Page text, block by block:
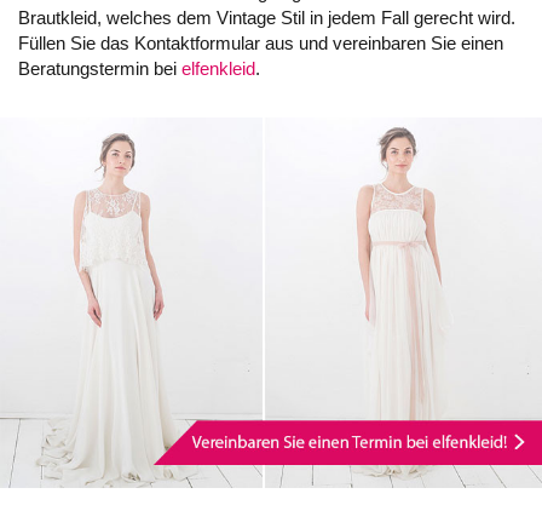
Brautkleid, welches dem Vintage Stil in jedem Fall gerecht wird.
Füllen Sie das Kontaktformular aus und vereinbaren Sie einen
Beratungstermin bei elfenkleid.